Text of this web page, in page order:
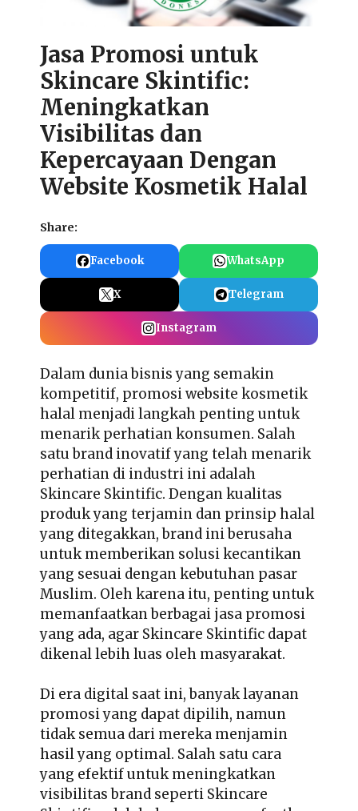
Jasa Promosi untuk
Skincare Skintific:
Meningkatkan
Visibilitas dan
Kepercayaan Dengan
Website Kosmetik Halal
Share:
Facebook WhatsApp
X Telegram
Instagram
Dalam dunia bisnis yang semakin
kompetitif, promosi website kosmetik
halal menjadi langkah penting untuk
menarik perhatian konsumen. Salah
satu brand inovatif yang telah menarik
perhatian di industri ini adalah
Skincare Skintific. Dengan kualitas
produk yang terjamin dan prinsip halal
yang ditegakkan, brand ini berusaha
untuk memberikan solusi kecantikan
yang sesuai dengan kebutuhan pasar
Muslim. Oleh karena itu, penting untuk
memanfaatkan berbagai jasa promosi
yang ada, agar Skincare Skintific dapat
dikenal lebih luas oleh masyarakat.
Di era digital saat ini, banyak layanan
promosi yang dapat dipilih, namun
tidak semua dari mereka menjamin
hasil yang optimal. Salah satu cara
yang efektif untuk meningkatkan
visibilitas brand seperti Skincare